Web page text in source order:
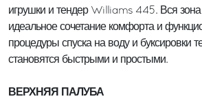
игрушки и тендер Williams 445. Вся зона
идеальное сочетание комфорта и
процедуры спуска на воду и буксировки
становятся быстрыми и простыми.
ВЕРХНЯЯ ПАЛУБА